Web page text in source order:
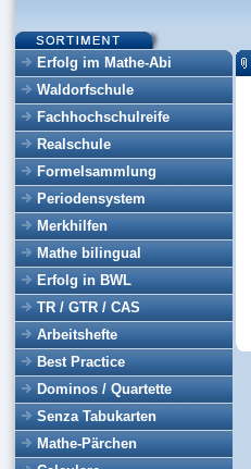
Erfolg im Mathe-Abi
Waldorfschule
Fachhochschulreife
Realschule
Formelsammlung
Periodensystem
Merkhilfen
Mathe bilingual
Erfolg in BWL
TR / GTR / CAS
Arbeitshefte
Best Practice
Dominos / Quartette
Senza Tabukarten
Mathe-Pärchen